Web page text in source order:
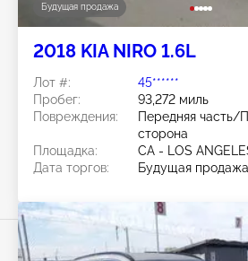
Будущая продажа
2018 KIA NIRO 1.6L
Лот #:
45******
Пробег:
93,272 миль
Повреждения:
Передняя часть/
сторона
Площадка:
CA - LOS
Дата торгов:
Будущая продажа